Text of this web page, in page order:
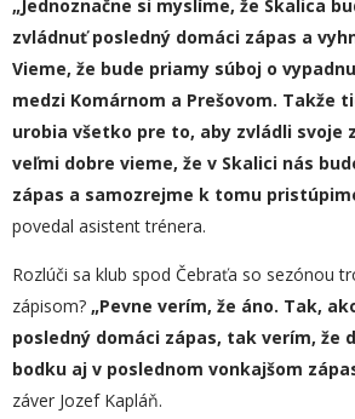
„Jednoznačne si myslíme, že Skalica
zvládnuť posledný domáci zápas a
Vieme, že bude priamy súboj o
medzi Komárnom a Prešovom. Takže
urobia všetko pre to, aby zvládli svoje
veľmi dobre vieme, že v Skalici nás
zápas a samozrejme k tomu
povedal asistent trénera.
Rozlúči sa klub spod Čebraťa so sezónou
zápisom? „Pevne verím, že áno. Tak,
posledný domáci zápas, tak verím, že
bodku aj v poslednom vonkajšom
záver Jozef Kapláň.